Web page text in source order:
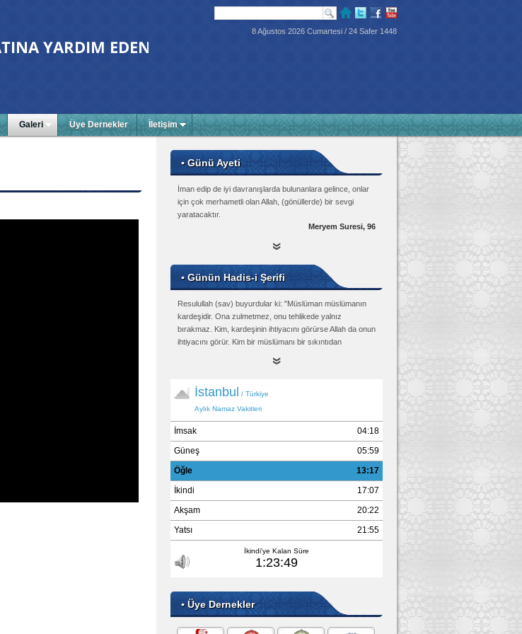
8 Ağustos 2026 Cumartesi / 24 Safer 1448
Galeri Üye Dernekler İletişim
▪ Günü Ayeti
İman edip de iyi davranışlarda bulunanlara gelince, onlar
için çok merhametli olan Allah, (gönüllerde) bir sevgi
yaratacaktır.
Meryem Suresi, 96
▪ Günün Hadis-i Şerifi
Resulullah (sav) buyurdular ki: "Müslüman müslümanın
kardeşidir. Ona zulmetmez, onu tehlikede yalnız
bırakmaz. Kim, kardeşinin ihtiyacını görürse Allah da onun
ihtiyacını görür. Kim bir müslümanı bir sıkıntıdan
sıkıntısından kurtarır. Kim bir müslümanı örterse, Allah da
etti: "Kim, hakkı sübut buluncaya kadar mazlumla birlikte
otursa, ayakların kaydığı günde Allah onun ayağını Sıratta
Ebu Davud, Edeb 46, (4893); Tirmizi, Hudud 3, (1426);
Buhari, Mezalim 3, İkrah 7; Müslim, Birr 58, (2580)
▪ Üye Dernekler